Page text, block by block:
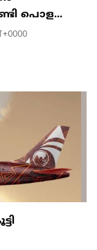
പൊള...